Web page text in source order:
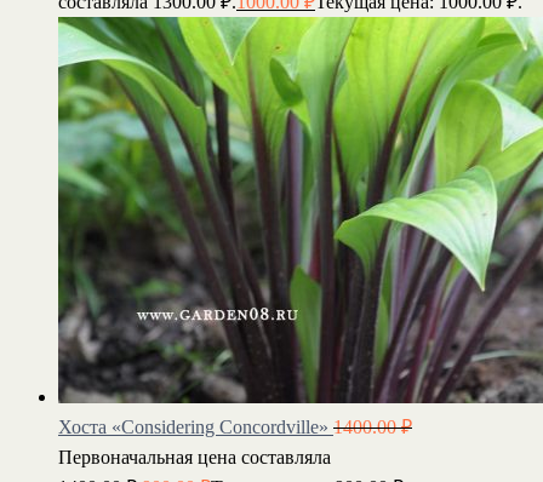
Хоста «Considering Concordville» 1400.00₽
Первоначальная цена составляла